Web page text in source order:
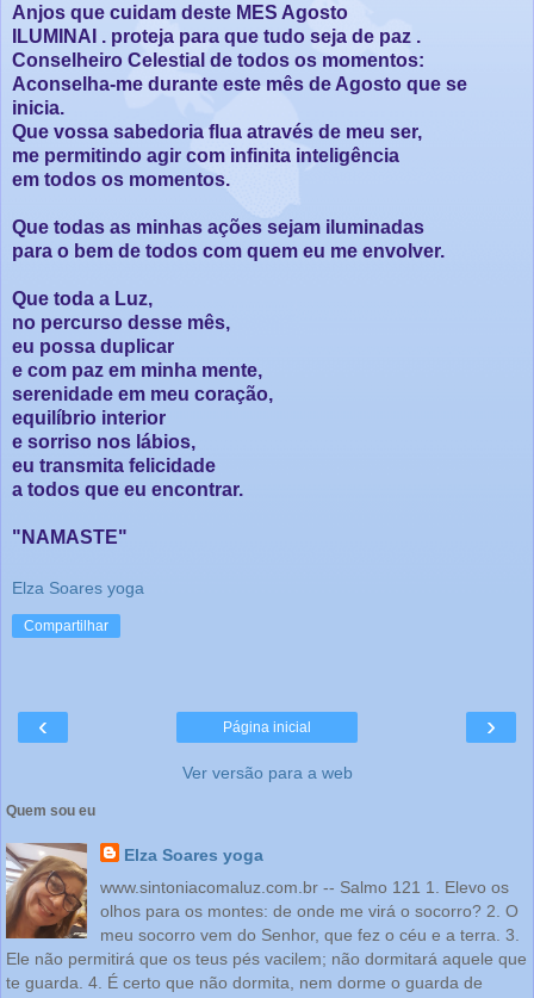
Anjos que cuidam deste MES Agosto
ILUMINAI . proteja para que tudo seja de paz .
Conselheiro Celestial de todos os momentos:
Aconselha-me durante este mês de Agosto que se
inicia.
Que vossa sabedoria flua através de meu ser,
me permitindo agir com infinita inteligência
em todos os momentos.
Que todas as minhas ações sejam iluminadas
para o bem de todos com quem eu me envolver.
Que toda a Luz,
no percurso desse mês,
eu possa duplicar
e com paz em minha mente,
serenidade em meu coração,
equilíbrio interior
e sorriso nos lábios,
eu transmita felicidade
a todos que eu encontrar.
"NAMASTE"
Elza Soares yoga
Compartilhar
‹ ›
Página inicial
Ver versão para a web
Quem sou eu
Elza Soares yoga
www.sintoniacomaluz.com.br -- Salmo 121 1. Elevo os
olhos para os montes: de onde me virá o socorro? 2. O
meu socorro vem do Senhor, que fez o céu e a terra. 3.
Ele não permitirá que os teus pés vacilem; não dormitará aquele que
te guarda. 4. É certo que não dormita, nem dorme o guarda de